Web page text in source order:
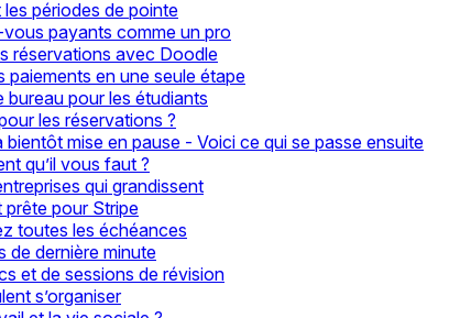
périodes de pointe
payants comme un pro
réservations avec Doodle
paiements en une seule étape
bureau pour les étudiants
les réservations ?
mise en pause - Voici ce qui se passe ensuite
qu’il vous faut ?
qui grandissent
prête pour Stripe
toutes les échéances
de dernière minute
et de sessions de révision
s’organiser